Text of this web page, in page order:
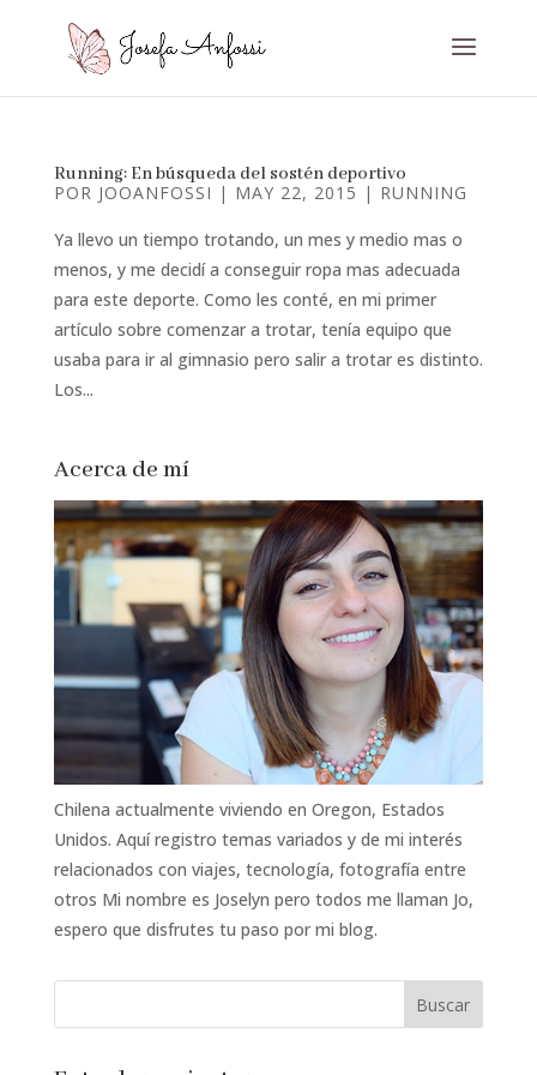
Running: En búsqueda del sostén deportivo
POR JOOANFOSSI | MAY 22, 2015 | RUNNING
Ya llevo un tiempo trotando, un mes y medio mas o
menos, y me decidí a conseguir ropa mas adecuada
para este deporte. Como les conté, en mi primer
artículo sobre comenzar a trotar, tenía equipo que
usaba para ir al gimnasio pero salir a trotar es distinto.
Los...
Acerca de mí
Chilena actualmente viviendo en Oregon, Estados
Unidos. Aquí registro temas variados y de mi interés
relacionados con viajes, tecnología, fotografía entre
otros Mi nombre es Joselyn pero todos me llaman Jo,
espero que disfrutes tu paso por mi blog.